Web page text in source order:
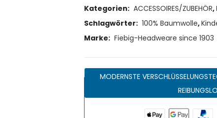
Kategorien: ACCESSOIRES/ZUBEHÖR,
Schlagwörter: 100% Baumwolle,
Marke: Fiebig-Headweare since 1903
MODERNSTE